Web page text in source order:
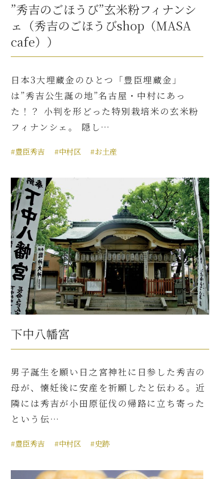
”秀吉のごほうび”玄米粉フィナンシ
ェ（秀吉のごほうびshop（MASA
cafe））
日本3大埋蔵金のひとつ「豊臣埋蔵金」
は”秀吉公生誕の地”名古屋・中村にあっ
た！？ 小判を形どった特別栽培米の玄米粉
フィナンシェ。 隠し…
#豊臣秀吉 #中村区 #お土産
下中八幡宮
男子誕生を願い日之宮神社に日参した秀吉の
母が、懐妊後に安産を祈願したと伝わる。近
隣には秀吉が小田原征伐の帰路に立ち寄った
という伝…
#豊臣秀吉 #中村区 #史跡